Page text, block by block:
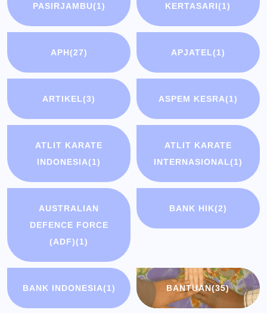
PASIRJAMBU(1)
KERTASARI(1)
APH(27) APJATEL(1)
ARTIKEL(3) ASPEM KESRA(1)
ATLIT KARATE
INDONESIA(1)
ATLIT KARATE
INTERNASIONAL(1)
AUSTRALIAN
DEFENCE FORCE
(ADF)(1)
BANK HIK(2)
BANK INDONESIA(1) BANTUAN(35)